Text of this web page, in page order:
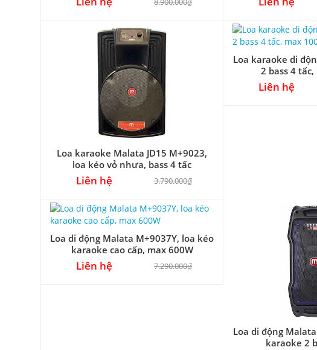
Loa karaoke Malata JD15 M+9023,
loa kéo vỏ nhựa, bass 4 tấc
Liên hệ 3.790.000₫
Loa karaoke di
2 bass 4
Liên hệ
Loa di động Malata M+9037Y, loa kéo
karaoke cao cấp, max 600W
Liên hệ 7.290.000₫
Loa di động
karaoke 2